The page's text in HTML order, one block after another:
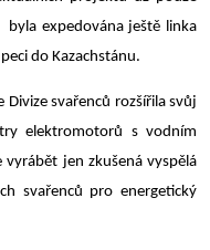
expedována ještě linka
do Kazachstánu.
svařenců rozšířila svůj
elektromotorů s vodním
jen zkušená vyspělá
svařenců pro energetický